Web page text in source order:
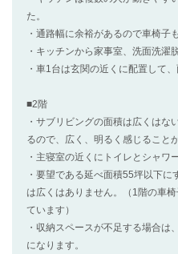
た。
・通路幅に余裕があるので車椅子
・キッチンから家事室、洗面洗濯
・車1台は玄関の近くに配置して
■2階
・サブリビングの面積は広くはな
るので、広く、明るく感じること
・主寝室の近くにトイレとシャワ
・要望である延べ面積55坪以下
は広くはありません。（1階の車
ています）
・収納スペースが不足する場合は
になります。